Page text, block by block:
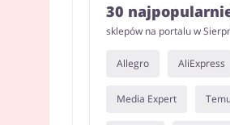
30
sklepów na portalu w
Allegro AliExpress
Media Expert